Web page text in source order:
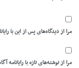
مرا از دیدگاه‌های پس از این با
مرا از نوشته‌های تازه با رایانامه